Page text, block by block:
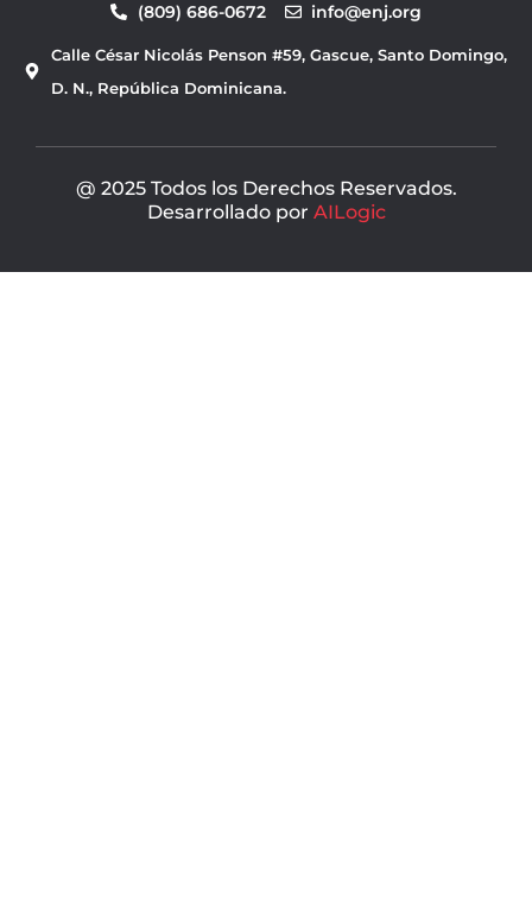
b
o
o
t
b
(809) 686-0672 info@enj.org
Calle César Nicolás Penson #59, Gascue, Santo Domingo,
D. N., República Dominicana.
@ 2025 Todos los Derechos Reservados.
Desarrollado por AILogic